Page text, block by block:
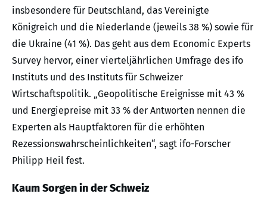
insbesondere für Deutschland, das Vereinigte
Königreich und die Niederlande (jeweils 38 %) sowie für
die Ukraine (41 %). Das geht aus dem Economic Experts
Survey hervor, einer vierteljährlichen Umfrage des ifo
Instituts und des Instituts für Schweizer
Wirtschaftspolitik. „Geopolitische Ereignisse mit 43 %
und Energiepreise mit 33 % der Antworten nennen die
Experten als Hauptfaktoren für die erhöhten
Rezessionswahrscheinlichkeiten“, sagt ifo-Forscher
Philipp Heil fest.
Kaum Sorgen in der Schweiz